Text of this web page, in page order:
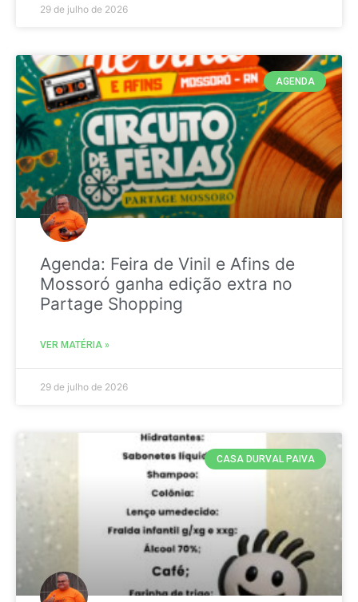
29 de julho de 2026
AGENDA
Agenda: Feira de Vinil e Afins de
Mossoró ganha edição extra no
Partage Shopping
VER MATÉRIA »
29 de julho de 2026
CASA DURVAL PAIVA